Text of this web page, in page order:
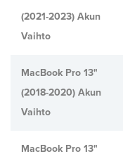
(2021-2023) Akun
Vaihto
MacBook Pro 13"
(2018-2020) Akun
Vaihto
MacBook Pro 13"